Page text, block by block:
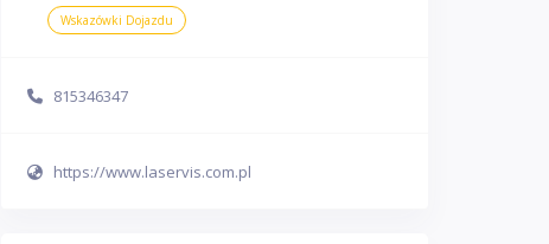
Wskazówki Dojazdu
815346347
https://www.laservis.com.pl